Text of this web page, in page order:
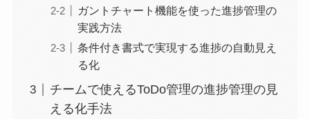
ガントチャート機能を使った進捗管理の
実践方法
条件付き書式で実現する進捗の自動見え
る化
チームで使えるToDo管理の進捗管理の見
える化手法